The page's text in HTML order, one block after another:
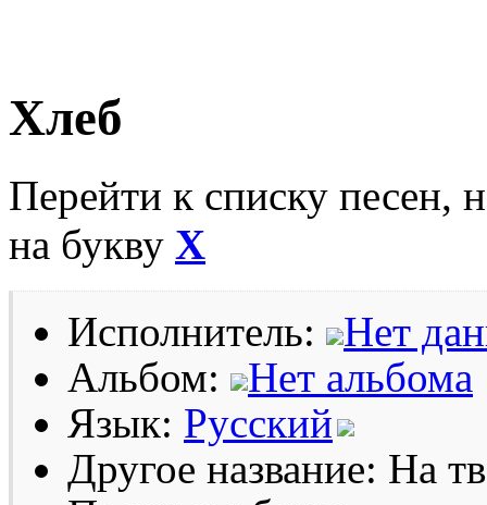
Хлеб
Перейти к списку песен,
на букву Х
Исполнитель:
Нет
Альбом:
Нет альбома
Язык: Русский
Другое название: На